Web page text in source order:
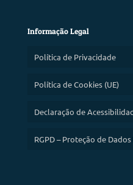
Informação Legal
Política de Privacidade
Política de Cookies (UE)
Declaração de
RGPD – Proteção de